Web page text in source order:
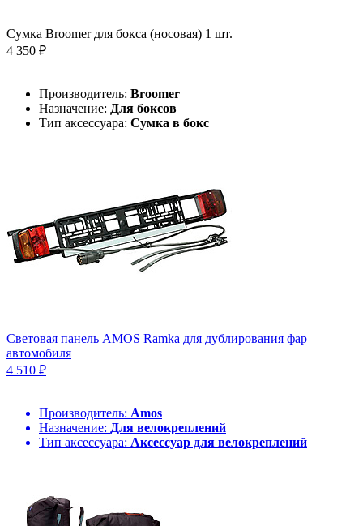
Сумка Broomer для бокса (носовая) 1 шт.
4 350 ₽
Производитель: Broomer
Назначение: Для боксов
Тип аксессуара: Сумка в бокс
Световая панель AMOS Ramka для дублирования фар
автомобиля
4 510 ₽
Производитель: Amos
Назначение: Для велокреплений
Тип аксессуара: Аксессуар для велокреплений